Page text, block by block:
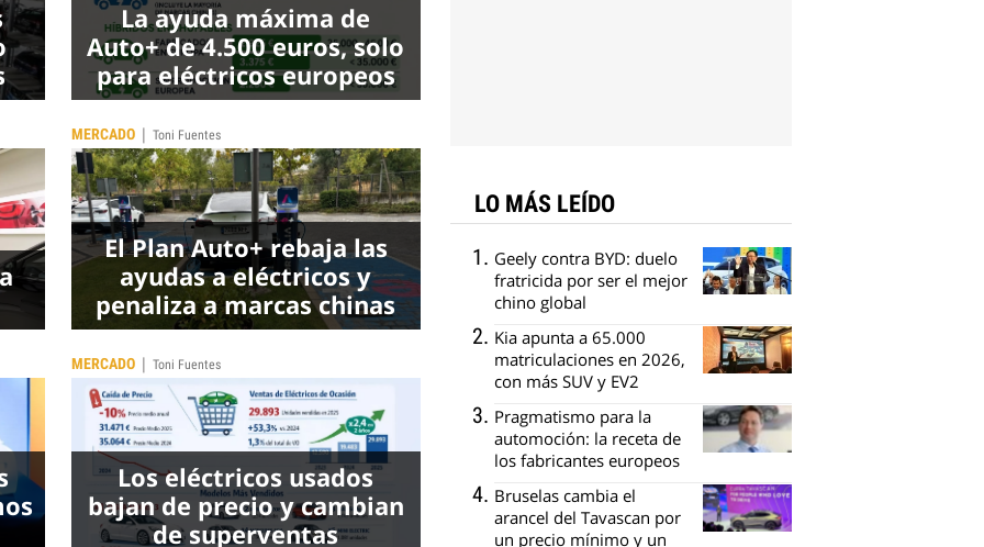
La ayuda máxima de
Auto+ de 4.500 euros, solo
para eléctricos europeos
MERCADO |Toni Fuentes
El Plan Auto+ rebaja las
ayudas a eléctricos y
penaliza a marcas chinas
MERCADO |Toni Fuentes
Los eléctricos usados
bajan de precio y cambian
de superventas
LO MÁS LEÍDO
Geely contra BYD: duelo
fratricida por ser el mejor
chino global
Kia apunta a 65.000
matriculaciones en 2026,
con más SUV y EV2
Pragmatismo para la
automoción: la receta de
los fabricantes europeos
Bruselas cambia el
arancel del Tavascan por
un precio mínimo y un